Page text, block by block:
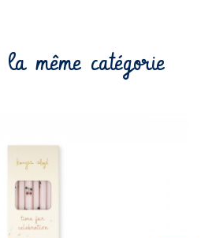
même catégorie
7,00 €